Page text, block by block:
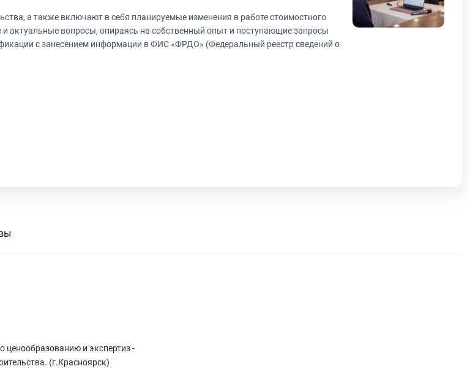
а также включают в себя планируемые изменения в работе стоимостного
актуальные вопросы, опираясь на собственный опыт и поступающие запросы
с занесением информации в ФИС «ФРДО» (Федеральный реестр сведений о
ценообразованию и экспертиз -
(г.Красноярск)